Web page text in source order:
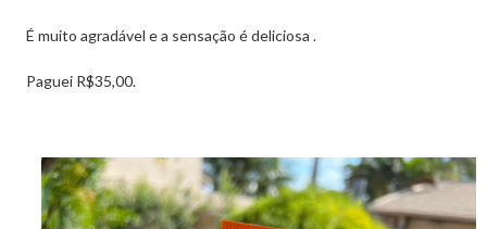
É muito agradável e a sensação é deliciosa .
Paguei R$35,00.